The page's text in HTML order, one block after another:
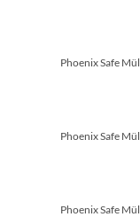
Phoenix Safe
Phoenix Safe
Phoenix Safe